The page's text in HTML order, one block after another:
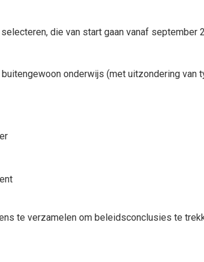
die van start gaan vanaf september
onderwijs (met uitzondering van
te verzamelen om beleidsconclusies te